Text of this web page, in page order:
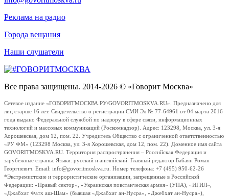
Реклама на радио
Города вещания
Наши слушатели
Все права защищены. 2014-2026 © «Говорит Москва»
Сетевое издание «ГОВОРИТМОСКВА.РУ/GOVORITMOSKVA.RU». Предназначено для
лиц старше 16 лет. Свидетельство о регистрации СМИ Эл № 77-64961 от 04 марта 2016
года выдано Федеральной службой по надзору в сфере связи, информационных
технологий и массовых коммуникаций (Роскомнадзор). Адрес: 123298, Москва, ул. 3-я
Хорошевская, дом 12, пом. 22. Учредитель Общество с ограниченной ответственностью
«РУ ФМ» (123298 Москва, ул. 3-я Хорошевская, дом 12, пом. 22). Доменное имя сайта
GOVORITMOSKVA.RU. Территория распространения – Российская Федерация и
зарубежные страны. Языки: русский и английский. Главный редактор Бабаян Роман
Георгиевич. Email: info@govoritmoskva.ru. Номер телефона: +7 (495) 950-62-26
*Экстремистские и террористические организации, запрещенные в Российской
Федерации: «Правый сектор», «Украинская повстанческая армия» (УПА), «ИГИЛ»,
«Джабхат Фатх аш-Шам» (бывшая «Джабхат ан-Нусра», «Джебхат ан-Нусра»),